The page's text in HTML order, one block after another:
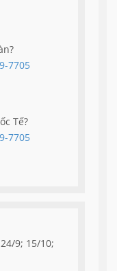
7705
Tế?
7705
24/9; 15/10;